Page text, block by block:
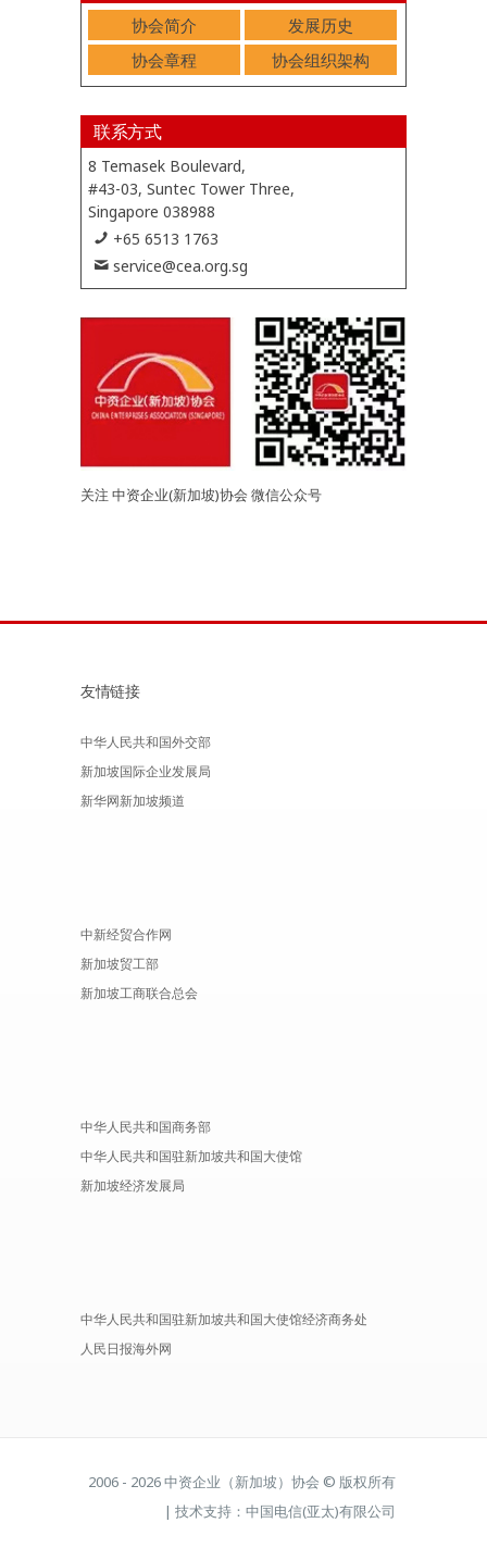
协会简介
发展历史
协会章程
协会组织架构
联系方式
8 Temasek Boulevard,
#43-03, Suntec Tower Three,
Singapore 038988
+65 6513 1763
service@cea.org.sg
关注 中资企业(新加坡)协会 微信公众号
友情链接
中华人民共和国外交部
新加坡国际企业发展局
新华网新加坡频道
中新经贸合作网
新加坡贸工部
新加坡工商联合总会
中华人民共和国商务部
中华人民共和国驻新加坡共和国大使馆
新加坡经济发展局
中华人民共和国驻新加坡共和国大使馆经济商务处
人民日报海外网
2006 - 2026 中资企业（新加坡）协会 © 版权所有
| 技术支持：中国电信(亚太)有限公司